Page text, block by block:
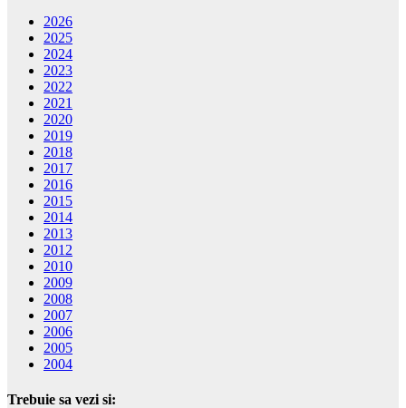
2026
2025
2024
2023
2022
2021
2020
2019
2018
2017
2016
2015
2014
2013
2012
2010
2009
2008
2007
2006
2005
2004
Trebuie sa vezi si: